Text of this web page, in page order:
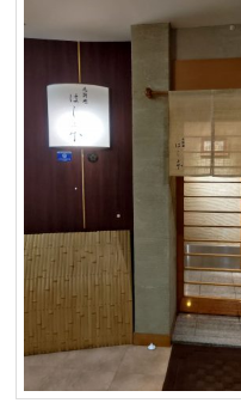
ツ
へ
動